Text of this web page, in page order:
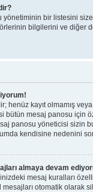
yönetiminin bir listesini
bilgilerini ve diğer
henüz kayıt olmamış veya
bütün mesaj panosu için
panosu yöneticisi sizin
kendisine nedenini
almaya devam
mesaj kuralları
mesajları otomatik olarak